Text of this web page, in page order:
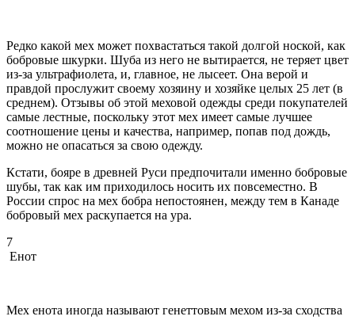
Редко какой мех может похвастаться такой долгой ноской, как
бобровые шкурки. Шуба из него не вытирается, не теряет цвет
из-за ультрафиолета, и, главное, не лысеет. Она верой и
правдой прослужит своему хозяину и хозяйке целых 25 лет (в
среднем). Отзывы об этой меховой одежды среди покупателей
самые лестные, поскольку этот мех имеет самые лучшее
соотношение цены и качества, например, попав под дождь,
можно не опасаться за свою одежду.
Кстати, бояре в древней Руси предпочитали именно бобровые
шубы, так как им приходилось носить их повсеместно. В
России спрос на мех бобра непостоянен, между тем в Канаде
бобровый мех раскупается на ура.
7
Енот
Мех енота иногда называют генеттовым мехом из-за сходства